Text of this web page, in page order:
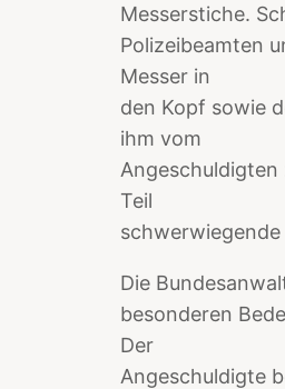
Messerstiche.
Polizeibeamten
Messer in
den Kopf sowie
ihm vom
Teil
Die
besonderen
Der
Angeschuldigte